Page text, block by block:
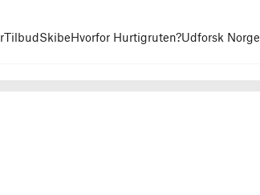
TilbudSkibeHvorfor Hurtigruten?Udforsk Norge